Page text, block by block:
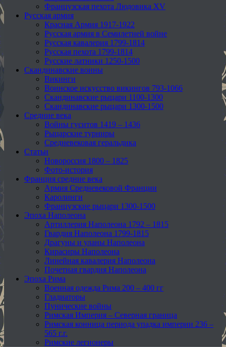
Французская пехота Людовика XV
Русская армия
Красная Армия 1917-1922
Русская армия в Семилетней войне
Русская кавалерия 1799-1814
Русская пехота 1799-1814
Русские латники 1250-1500
Скандинавские воины
Викинги
Воинское искусство викингов 793-1066
Скандинавские рыцари 1100-1300
Скандинавские рыцари 1300-1500
Средние века
Войны гуситов 1419 – 1436
Рыцарские турниры
Средневековая геральдика
Статьи
Новороссия 1800 – 1825
Фото-история
Франция средние века
Армия Средневековой Франции
Каролинги
Французские рыцари 1300-1500
Эпоха Наполеона
Артиллерия Наполеона 1792 – 1815
Гвардия Наполеона 1799-1815
Драгуны и уланы Наполеона
Кирасиры Наполеона
Линейная кавалерия Наполеона
Почетная гвардия Наполеона
Эпоха Рима
Военная одежда Рима 200 – 400 гг
Гладиаторы
Пунические войны
Римская Империя – Северная граница
Римская конница периода упадка империи 236 –
565 г.г.
Римские легионеры